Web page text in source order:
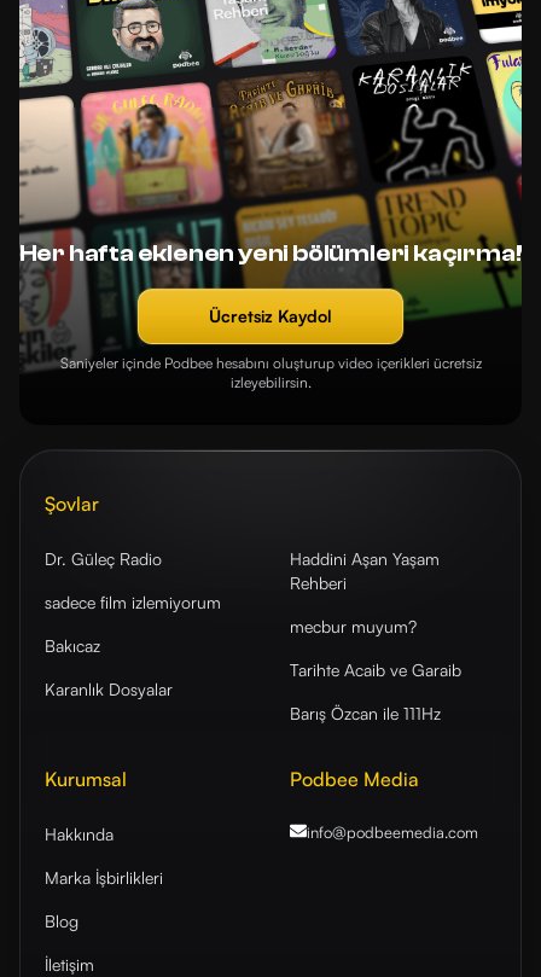
Her hafta eklenen yeni bölümleri kaçırma!
Ücretsiz Kaydol
Saniyeler içinde Podbee hesabını oluşturup video içerikleri ücretsiz
izleyebilirsin.
Şovlar
Dr. Güleç Radio
sadece film izlemiyorum
Bakıcaz
Karanlık Dosyalar
Haddini Aşan Yaşam
Rehberi
mecbur muyum?
Tarihte Acaib ve Garaib
Barış Özcan ile 111Hz
Kurumsal
Hakkında
Marka İşbirlikleri
Blog
İletişim
Podbee Media
info@podbeemedia.com